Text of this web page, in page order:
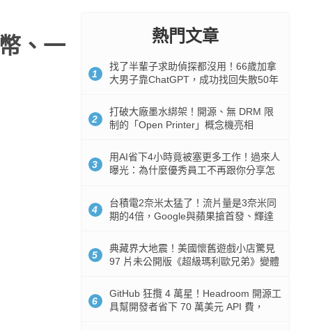
、一 熱門文章
1
找了半輩子求助偵探都沒用！66歲加拿
大男子靠ChatGPT，成功找回失散50年
2
打破大廠墨水綁架！開源、無 DRM 限
制的「Open Printer」概念機亮相
3
用AI省下4小時竟被塞更多工作！過來人
曝光：為什麼優秀員工不再跟你分享怎
4
台積電2奈米太猛了！流片量是3奈米同
期的4倍，Google與蘋果搶首發、輝達
5
典藏界大地震！美國懷舊遊戲小店驚見
97 片未公開版《超級瑪利歐兄弟》變體
6
GitHub 狂攬 4 萬星！Headroom 開源工
具幫開發者省下 70 萬美元 API 費，